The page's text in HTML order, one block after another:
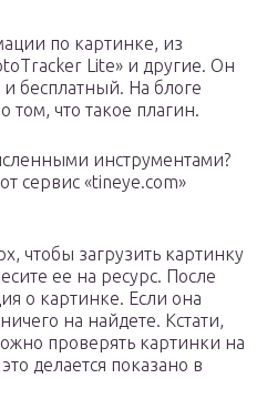
по картинке, из
Lite» и другие. Он
бесплатный. На блоге
том, что такое плагин.
инструментами?
сервис «tineye.com»
чтобы загрузить картинку
ее на ресурс. После
о картинке. Если она
на найдете. Кстати,
проверять картинки на
делается показано в